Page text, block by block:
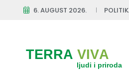
6. AUGUST 2026.